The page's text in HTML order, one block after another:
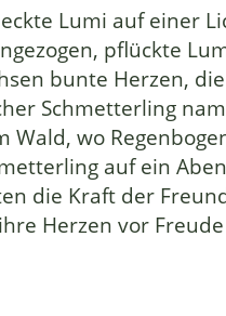
Lumi auf einer
pflückte
bunte Herzen,
Schmetterling
wo
auf ein
die Kraft der
Herzen vor